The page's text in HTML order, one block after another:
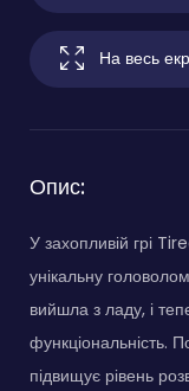
На весь
Опис:
У захопливій грі
унікальну
вийшла з ладу, і
функціональність.
підвищує рівень